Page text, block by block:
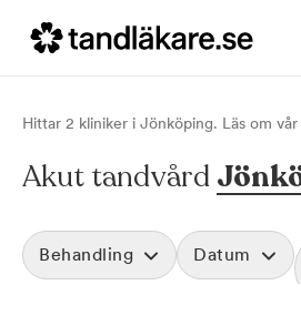
Hittar 2 kliniker i Jönköping. Läs om vår
Akut tandvård
Behandling Datum